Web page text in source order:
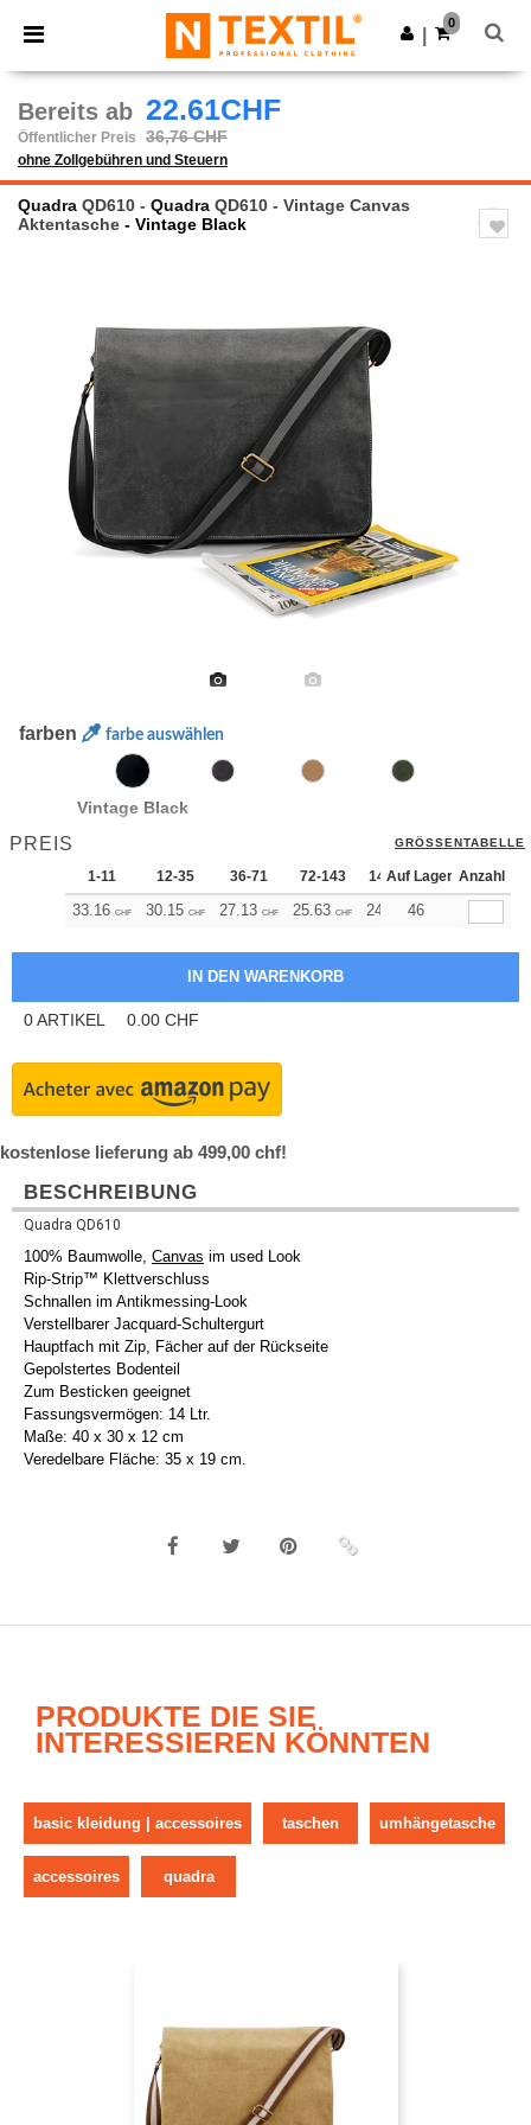
× Ntextil App
Bessere Preise in der App!
App holen
0
Previous
Bereits ab 22.61CHF
Öffentlicher Preis 36,76 CHF
ohne Zollgebühren und Steuern
Quadra QD610 - Quadra QD610 - Vintage Canvas
Aktentasche - Vintage Black
farben farbe auswählen
Vintage Black
PREIS GRÖSSENTABELLE
1-11 12-35 36-71 72-143 144-287 288 +
Auf Lager Anzahl
33.16 CHF 30.15 CHF 27.13 CHF 25.63 CHF 24.12 CHF
46
0ARTIKEL 0.00 CHF
kostenlose lieferung ab 499,00 chf!
BESCHREIBUNG
Quadra QD610
100% Baumwolle, Canvas im used Look
Rip-Strip™ Klettverschluss
Schnallen im Antikmessing-Look
Verstellbarer Jacquard-Schultergurt
Hauptfach mit Zip, Fächer auf der Rückseite
Gepolstertes Bodenteil
Zum Besticken geeignet
Fassungsvermögen: 14 Ltr.
Maße: 40 x 30 x 12 cm
Veredelbare Fläche: 35 x 19 cm.
PRODUKTE DIE SIE
INTERESSIEREN KÖNNTEN
basic kleidung | accessoires taschen umhängetasche
accessoires quadra